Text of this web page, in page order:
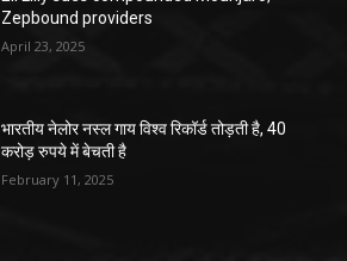
Zepbound providers
April 23, 2025
भारतीय नेलोर नस्ल गाय विश्व रिकॉर्ड तोड़ती है, 40
करोड़ रुपये में बेचती है
February 11, 2025